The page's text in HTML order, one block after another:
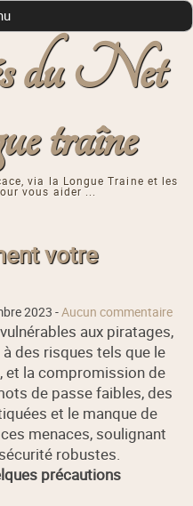
du Net
traîne
via la Longue Traine et les
vous aider ...
votre
2023 -Aucun commentaire
aux piratages,
des risques tels que le
et la compromission de
de passe faibles, des
et le manque de
menaces, soulignant
robustes.
précautions